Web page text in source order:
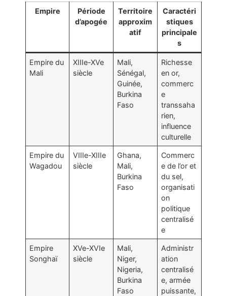
Empire
Période
d’apogée
Territoire
approxim
atif
Caractéri
stiques
principale
s
Empire du
Mali
XIIIe-XVe
siècle
Mali,
Sénégal,
Guinée,
Burkina
Faso
Richesse
en or,
commerc
e
transsaha
rien,
influence
culturelle
Empire du
Wagadou
VIIIe-XIIIe
siècle
Ghana,
Mali,
Burkina
Faso
Commerc
e de l’or et
du sel,
organisati
on
politique
centralisé
e
Empire
Songhaï
XVe-XVIe
siècle
Mali,
Niger,
Nigeria,
Burkina
Faso
Administr
ation
centralisé
e, armée
puissante,